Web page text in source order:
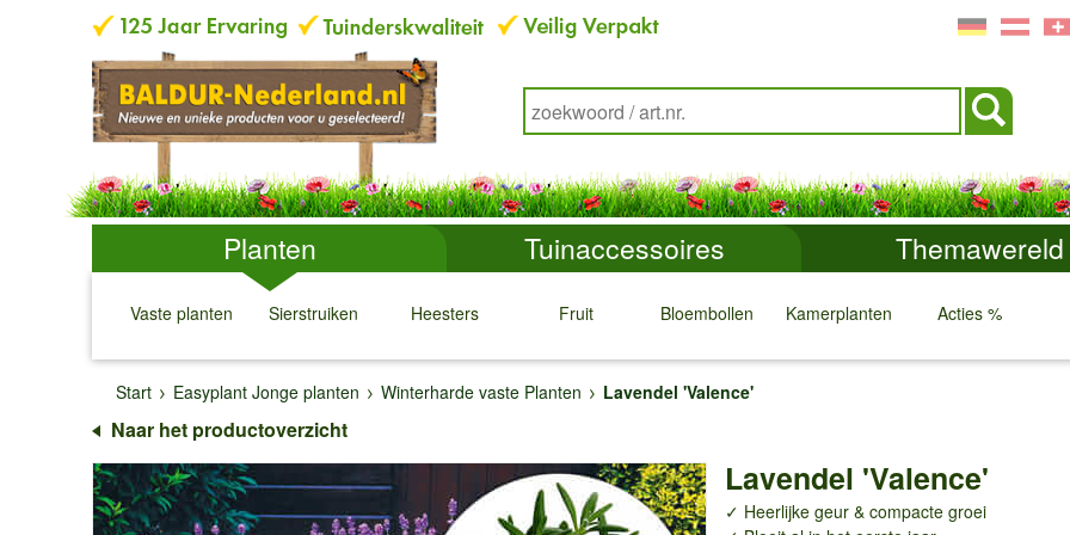
Planten Tuinaccessoires Themawereld
Vaste planten
↓
Sierstruiken
↓
Heesters
↓
Fruit
↓
Bloembollen
↓
Kamerplanten
↓
Acties %
↓ ↓
Start
Easyplant Jonge planten Winterharde vaste Planten Lavendel 'Valence'
Naar het productoverzicht
Lavendel 'Valence'
✓ Heerlijke geur & compacte groei